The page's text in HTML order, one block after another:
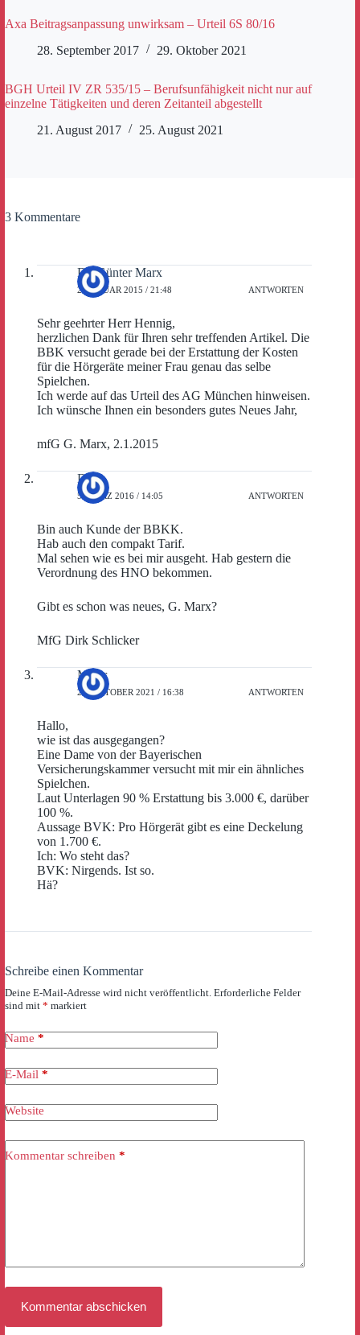
Axa Beitragsanpassung unwirksam – Urteil 6S 80/16
28. September 2017
29. Oktober 2021
BGH Urteil IV ZR 535/15 – Berufsunfähigkeit nicht nur auf
einzelne Tätigkeiten und deren Zeitanteil abgestellt
21. August 2017
25. August 2021
3 Kommentare
Dr. Günter Marx
2. JANUAR 2015 / 21:48 ANTWORTEN
Sehr geehrter Herr Hennig,
herzlichen Dank für Ihren sehr treffenden Artikel. Die
BBK versucht gerade bei der Erstattung der Kosten
für die Hörgeräte meiner Frau genau das selbe
Spielchen.
Ich werde auf das Urteil des AG München hinweisen.
Ich wünsche Ihnen ein besonders gutes Neues Jahr,
mfG G. Marx, 2.1.2015
Dirk
5. MÄRZ 2016 / 14:05 ANTWORTEN
Bin auch Kunde der BBKK.
Hab auch den compakt Tarif.
Mal sehen wie es bei mir ausgeht. Hab gestern die
Verordnung des HNO bekommen.
Gibt es schon was neues, G. Marx?
MfG Dirk Schlicker
Meier
29. OKTOBER 2021 / 16:38 ANTWORTEN
Hallo,
wie ist das ausgegangen?
Eine Dame von der Bayerischen
Versicherungskammer versucht mit mir ein ähnliches
Spielchen.
Laut Unterlagen 90 % Erstattung bis 3.000 €, darüber
100 %.
Aussage BVK: Pro Hörgerät gibt es eine Deckelung
von 1.700 €.
Ich: Wo steht das?
BVK: Nirgends. Ist so.
Hä?
Schreibe einen Kommentar
Deine E-Mail-Adresse wird nicht veröffentlicht. Erforderliche Felder
sind mit * markiert
Name *
E-Mail *
Website
Kommentar schreiben *
Kommentar abschicken